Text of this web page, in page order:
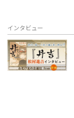
インタビュー